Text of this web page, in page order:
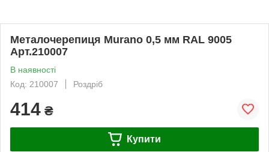
Металочерепиця Murano 0,5 мм RAL 9005
Арт.210007
В наявності
Код: 210007
Роздріб
414 ₴
Купити